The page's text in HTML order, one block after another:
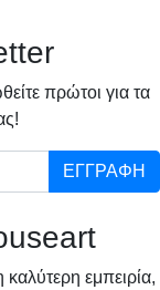
πρώτοι για τα
ΕΓΓΡΑΦΗ
εμπειρία,